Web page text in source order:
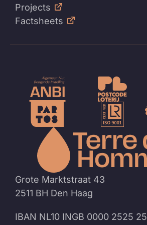
Projects
Factsheets
Grote Marktstraat 43
2511 BH Den Haag
IBAN NL10 INGB 0000 2525 25